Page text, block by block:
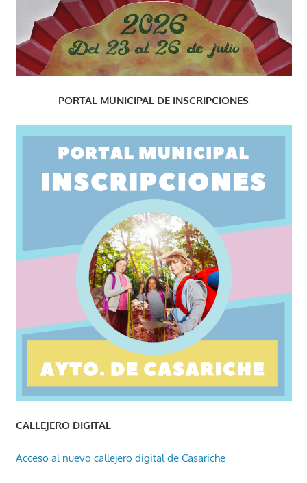
PORTAL MUNICIPAL DE INSCRIPCIONES
CALLEJERO DIGITAL
Acceso al nuevo callejero digital de Casariche